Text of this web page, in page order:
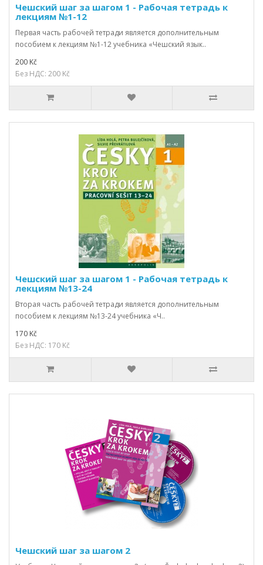
Чешский шаг за шагом 1 - Рабочая тетрадь к
лекциям №1-12
Первая часть рабочей тетради является дополнительным
пособием к лекциям №1-12 учебника «Чешский язык..
200 Kč
Без НДС: 200 Kč
Чешский шаг за шагом 1 - Рабочая тетрадь к
лекциям №13-24
Вторая часть рабочей тетради является дополнительным
пособием к лекциям №13-24 учебника «Ч..
170 Kč
Без НДС: 170 Kč
Чешский шаг за шагом 2